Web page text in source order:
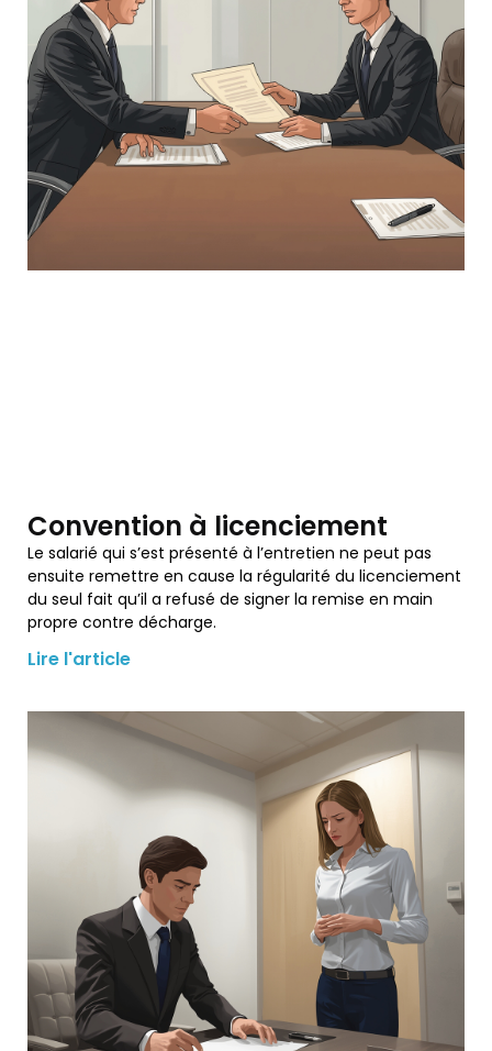
Convention à licenciement
Le salarié qui s’est présenté à l’entretien ne peut pas
ensuite remettre en cause la régularité du licenciement
du seul fait qu’il a refusé de signer la remise en main
propre contre décharge.
Lire l'article